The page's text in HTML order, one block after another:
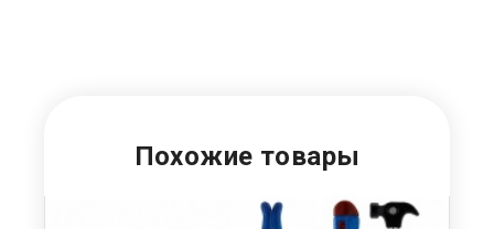
Похожие товары